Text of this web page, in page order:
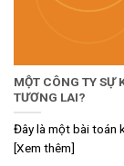
MỘT CÔNG TY SỰ
TƯƠNG LAI?
Đây là một bài toán
[Xem thêm]